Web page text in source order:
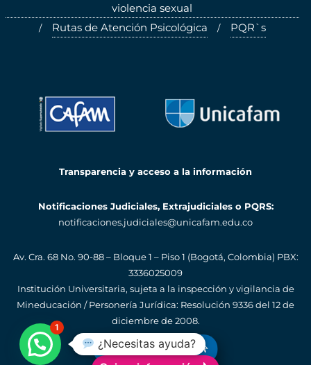
Quiero inscribirme
violencia sexual
Rutas de Atención Psicológica
PQR`s
Transparencia y acceso a la información
Notificaciones Judiciales, Extrajudiciales o PQRS:
notificaciones.judiciales@unicafam.edu.co
Av. Cra. 68 No. 90-88 – Bloque 1 – Piso 1 (Bogotá, Colombia) PBX:
3336025009
Institución Universitaria, sujeta a la inspección y vigilancia de
Mineducación / Personería Jurídica: Resolución 9336 del 12 de
diciembre de 2008.
¿Necesitas ayuda?
1